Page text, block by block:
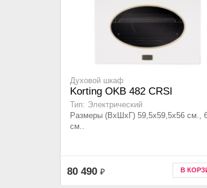
Духовой шкаф
Korting OKB 482 CRSI
Тип: Электрический
Размеры (ВхШхГ) 59,5х59,5х56 см.,
см..
80 490 ₽ В